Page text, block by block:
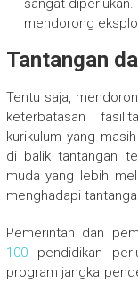
sangat
mendorong
Tantangan
Tentu saja,
keterbatasan
kurikulum yang
di balik tantangan
muda yang lebih
menghadapi
Pemerintah dan
100pendidikan
program jangka